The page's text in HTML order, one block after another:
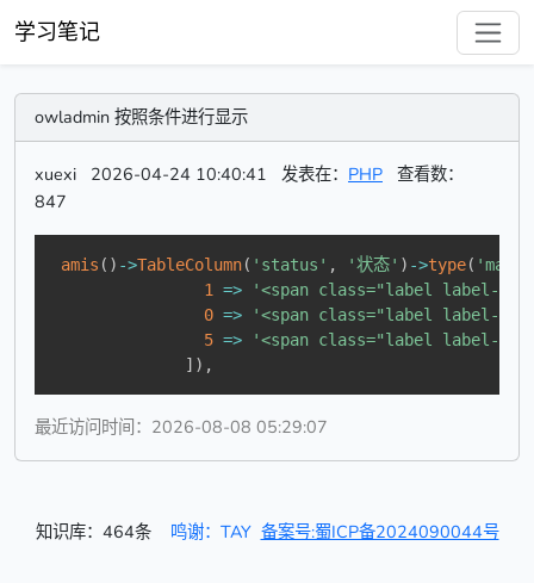
学习笔记
owladmin 按照条件进行显示
xuexi 2026-04-24 10:40:41 发表在： PHP 查看数：
847
amis ( ) ->TableColumn( 'status' , '状态' ) ->type(
1
=>
'<span class="label label-
0 =>
'<span class="label label-
5 =>
'<span class="label label-
] ) ,
最近访问时间：2026-08-08 05:29:07
知识库：464条 鸣谢：TAY 备案号:蜀ICP备2024090044号